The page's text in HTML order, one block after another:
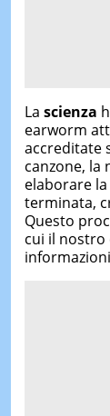
La scienza
earworm
accreditate
canzone, la
elaborare
terminata,
Questo
cui il nostro